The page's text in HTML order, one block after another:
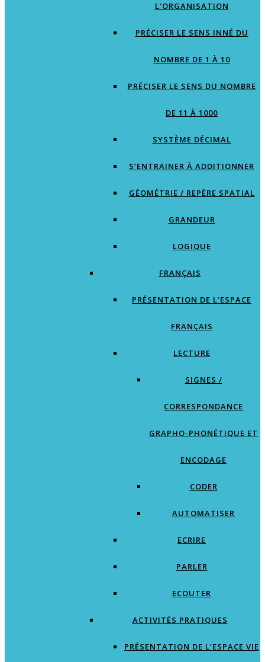
L’ORGANISATION
PRÉCISER LE SENS INNÉ DU
NOMBRE DE 1 À 10
PRÉCISER LE SENS DU NOMBRE
DE 11 À 1000
SYSTÈME DÉCIMAL
S’ENTRAINER À ADDITIONNER
GÉOMÉTRIE / REPÈRE SPATIAL
GRANDEUR
LOGIQUE
FRANÇAIS
PRÉSENTATION DE L’ESPACE
FRANÇAIS
LECTURE
SIGNES /
CORRESPONDANCE
GRAPHO-PHONÉTIQUE ET
ENCODAGE
CODER
AUTOMATISER
ECRIRE
PARLER
ECOUTER
ACTIVITÉS PRATIQUES
PRÉSENTATION DE L’ESPACE VIE